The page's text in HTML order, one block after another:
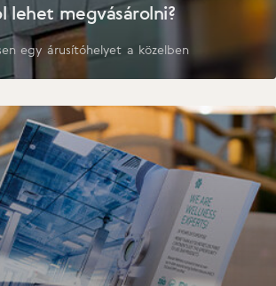
lehet megvásárolni?
egy árusítóhelyet a közelben